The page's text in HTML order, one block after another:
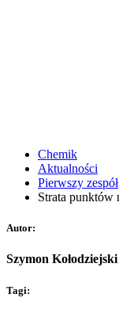
Chemik
Aktualności
Pierwszy zespół
Strata punktów
Autor:
Szymon Kołodziejski
Tagi: